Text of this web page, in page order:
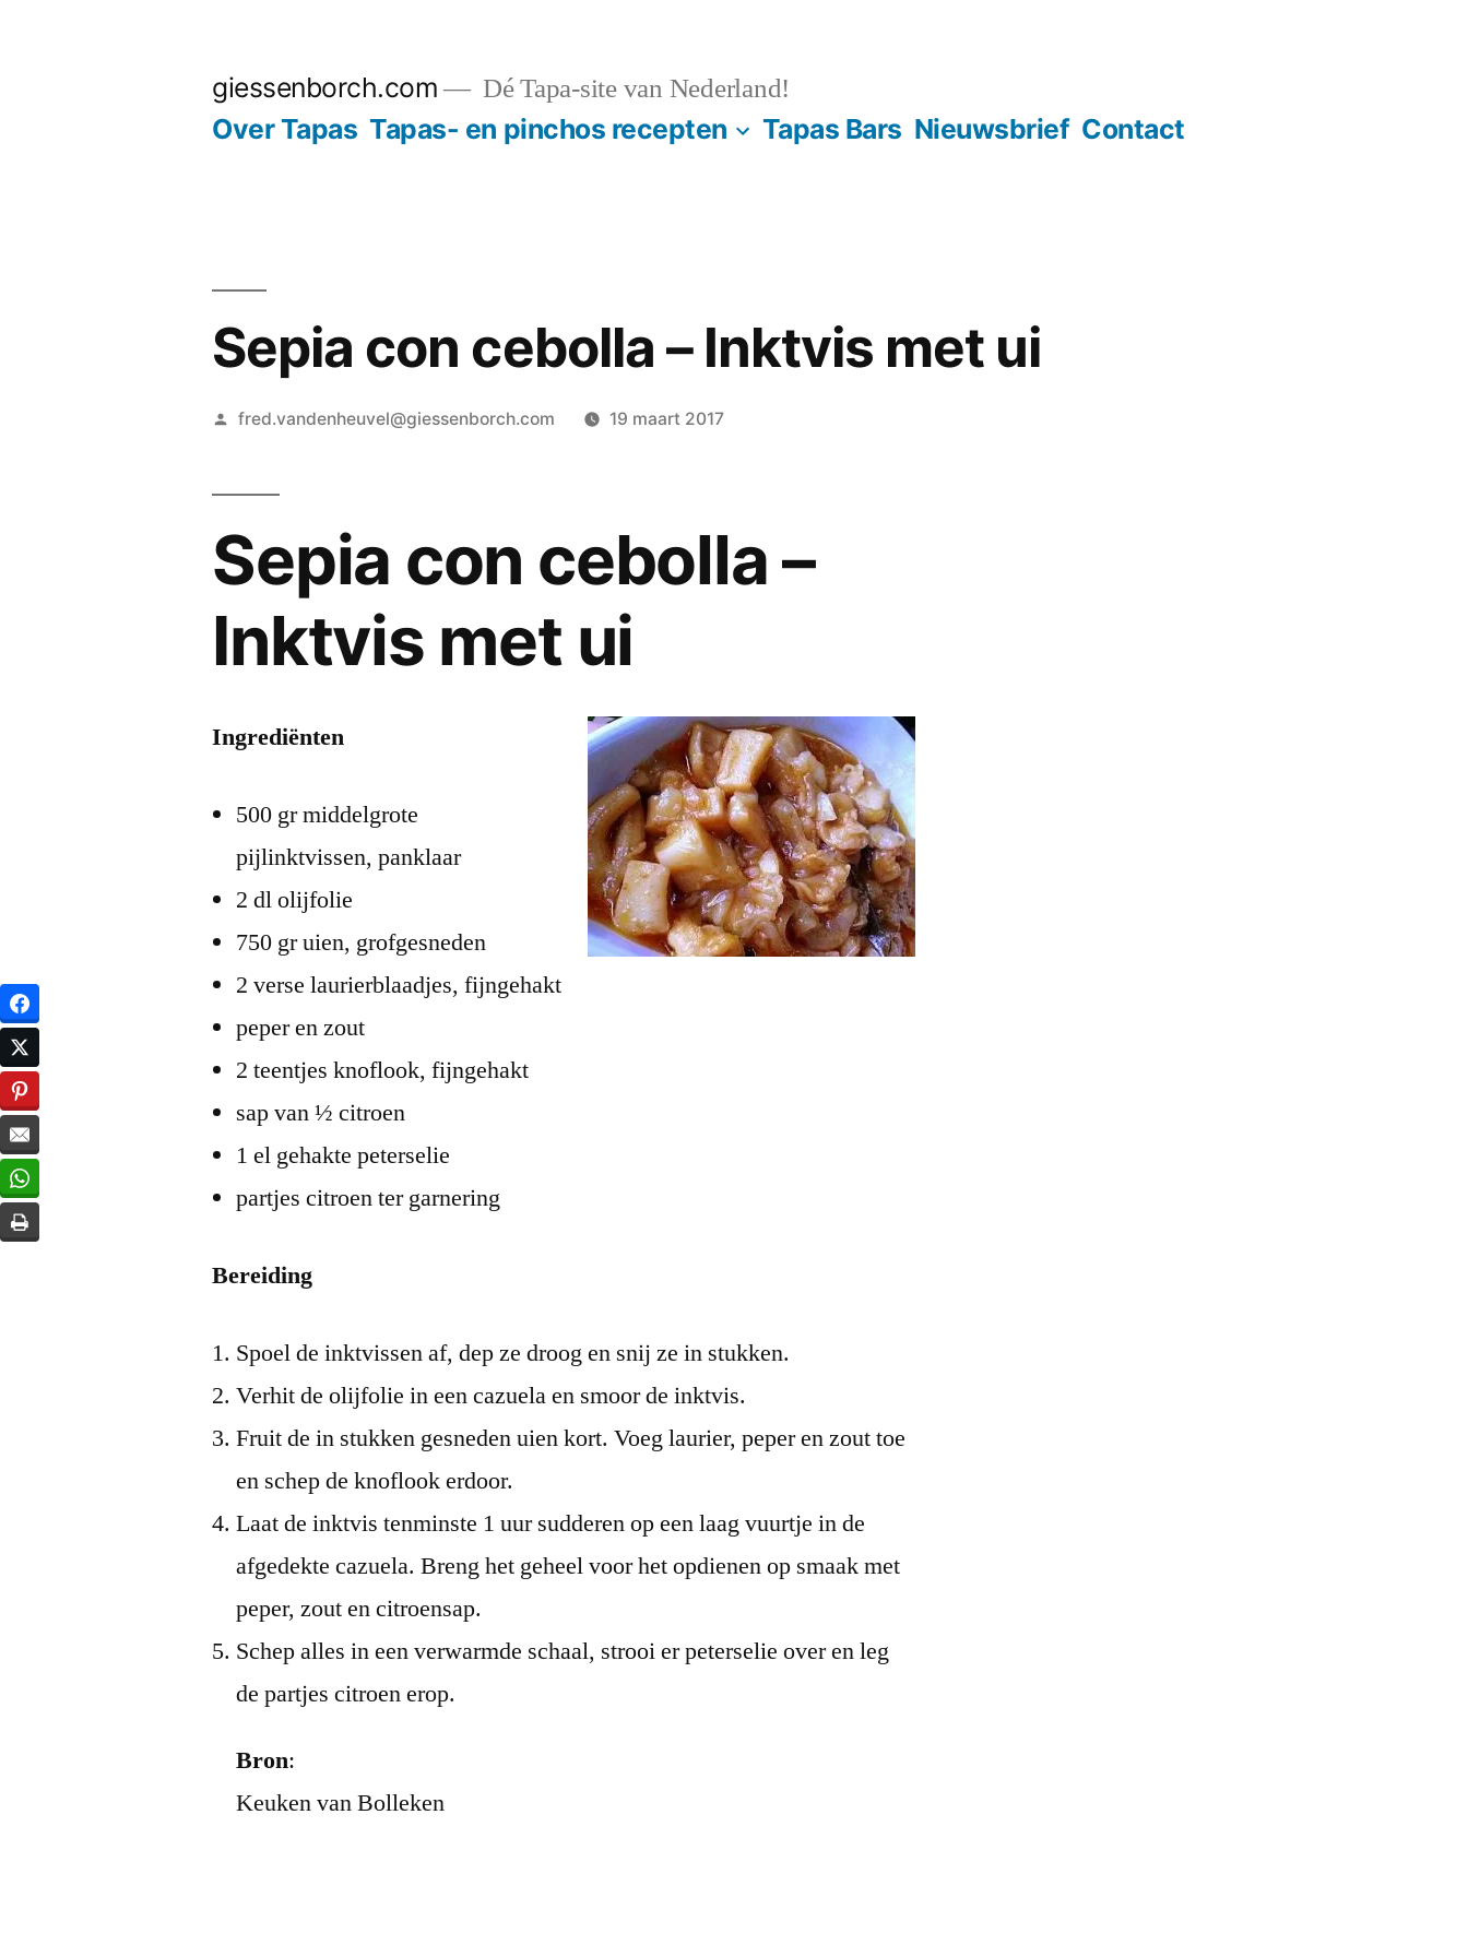
giessenborch.com Dé Tapa-site van Nederland!
Over Tapas Tapas- en pinchos recepten Tapas Bars Nieuwsbrief Contact
Sepia con cebolla – Inktvis met ui
Geplaatst
fred.vandenheuvel@giessenborch.com 19 maart 2017
Sepia con cebolla –
Inktvis met ui
Ingrediënten
500 gr middelgrote
pijlinktvissen, panklaar
2 dl olijfolie
750 gr uien, grofgesneden
2 verse laurierblaadjes, fijngehakt
peper en zout
2 teentjes knoflook, fijngehakt
sap van ½ citroen
1 el gehakte peterselie
partjes citroen ter garnering
Bereiding
Spoel de inktvissen af, dep ze droog en snij ze in stukken.
Verhit de olijfolie in een cazuela en smoor de inktvis.
Fruit de in stukken gesneden uien kort. Voeg laurier, peper en zout toe
en schep de knoflook erdoor.
Laat de inktvis tenminste 1 uur sudderen op een laag vuurtje in de
afgedekte cazuela. Breng het geheel voor het opdienen op smaak met
peper, zout en citroensap.
Schep alles in een verwarmde schaal, strooi er peterselie over en leg
de partjes citroen erop.
Bron:
Keuken van Bolleken